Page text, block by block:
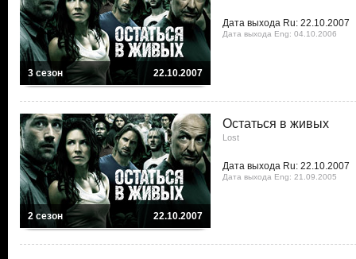
3 сезон 22.10.2007
Дата выхода Ru: 22.10.2007
Дата выхода Eng: 04.10.2006
2 сезон 22.10.2007
Остаться в живых
Lost
Дата выхода Ru: 22.10.2007
Дата выхода Eng: 21.09.2005